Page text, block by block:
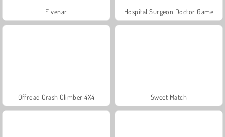
Elvenar Hospital Surgeon Doctor Game
Offroad Crash Climber 4X4 Sweet Match